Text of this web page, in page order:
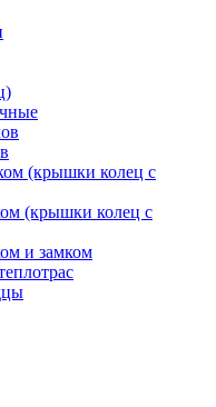
(крышки колец с
(крышки колец с
и замком